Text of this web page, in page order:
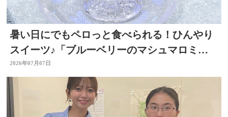
暑い日にでもペロっと食べられる！ひんやり
スイーツ♪「ブルーベリーのマシュマロミル
クアイス」 ～開店！キッチン別府ちゃん～
2026年07月07日